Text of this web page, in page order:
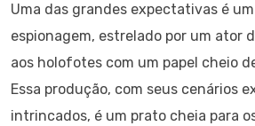
Uma das grandes expectativas é
espionagem, estrelado por um ator
aos holofotes com um papel cheio
Essa produção, com seus cenários
intrincados, é um prato cheia para